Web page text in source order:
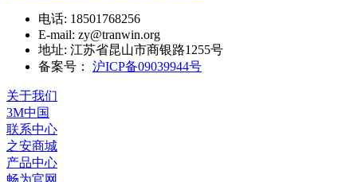
电话: 18501768256
E-mail: zy@tranwin.org
地址: 江苏省昆山市商银路1255号
备案号： 沪ICP备09039944号
关于我们
3M中国
联系中心
之安商城
产品中心
畅为官网